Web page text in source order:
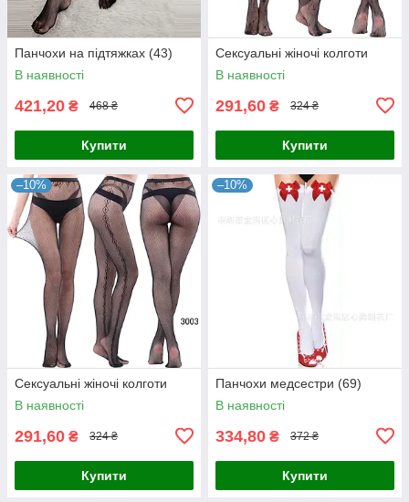
Панчохи на підтяжках (43)
В наявності
421,20 ₴ 468 ₴
Купити
Сексуальні жіночі колготи
В наявності
291,60 ₴ 324 ₴
Купити
–10%
Сексуальні жіночі колготи
В наявності
291,60 ₴ 324 ₴
Купити
–10%
Панчохи медсестри (69)
В наявності
334,80 ₴ 372 ₴
Купити